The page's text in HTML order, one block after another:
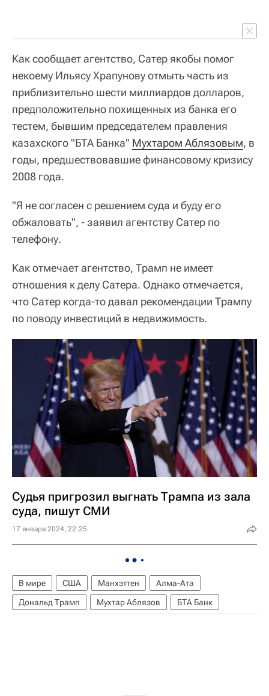
Как сообщает агентство, Сатер якобы помог
некоему Ильясу Храпунову отмыть часть из
приблизительно шести миллиардов долларов,
предположительно похищенных из банка его
тестем, бывшим председателем правления
казахского "БТА Банка" Мухтаром Аблязовым, в
годы, предшествовавшие финансовому кризису
2008 года.
"Я не согласен с решением суда и буду его
обжаловать", - заявил агентству Сатер по
телефону.
Как отмечает агентство, Трамп не имеет
отношения к делу Сатера. Однако отмечается,
что Сатер когда-то давал рекомендации Трампу
по поводу инвестиций в недвижимость.
Судья пригрозил выгнать Трампа из зала
суда, пишут СМИ
17 января 2024, 22:25
В мире США Манхэттен
Алма-Ата
Дональд Трамп
Мухтар Аблязов БТА Банк